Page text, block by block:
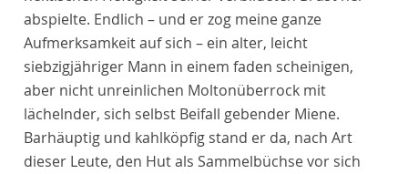
abspielte. Endlich – und er zog meine ganze
Aufmerksamkeit auf sich – ein alter, leicht
siebzigjähriger Mann in einem faden scheinigen,
aber nicht unreinlichen Moltonüberrock mit
lächelnder, sich selbst Beifall gebender Miene.
Barhäuptig und kahlköpfig stand er da, nach Art
dieser Leute, den Hut als Sammelbüchse vor sich